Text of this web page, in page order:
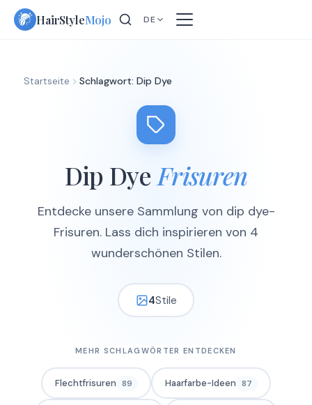
Skip
HairStyleMojo DE
Startseite Schlagwort: Dip Dye
Dip Dye Frisuren
Entdecke unsere Sammlung von dip dye-
Frisuren. Lass dich inspirieren von 4
wunderschönen Stilen.
4Stile
MEHR SCHLAGWÖRTER ENTDECKEN
Flechtfrisuren 89 Haarfarbe-Ideen 87